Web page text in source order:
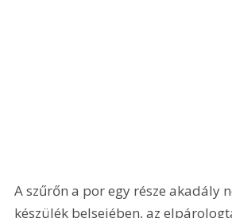
A szűrőn a por egy része akadály
készülék belsejében, az